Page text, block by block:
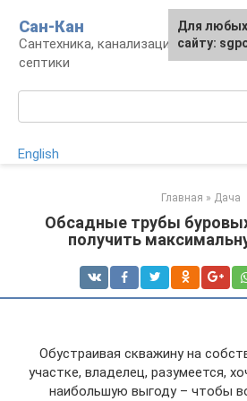
контенту
Сан-Кан
Сантехника, канализация,
септики
English
Главная » Дача
Обсадные трубы
получить
Обустраивая скважину на
участке, владелец, разумеется,
наибольшую выгоду – чтобы
Для
сайту: